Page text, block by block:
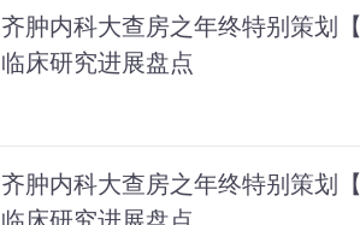
齐肿内科大查房之年终特别策划
临床研究进展盘点
齐肿内科大查房之年终特别策划